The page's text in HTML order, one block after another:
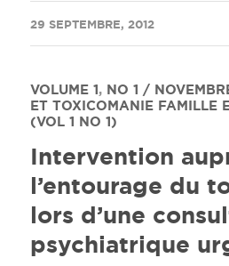
29 SEPTEMBRE, 2012
/
VOLUME 1, NO 1 /
ET TOXICOMANIE FAMILLE
(VOL 1 NO 1)
Intervention
l’entourage du
lors d’une
psychiatrique